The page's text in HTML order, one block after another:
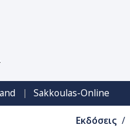
| Sakkoulas-Online
Εκδόσεις /